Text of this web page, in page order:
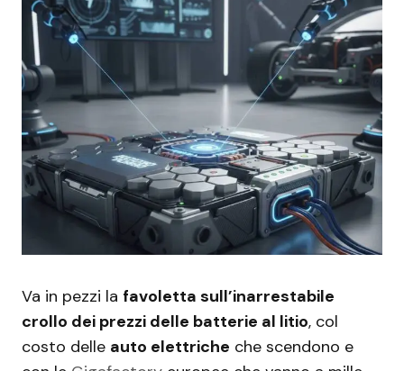
Va in pezzi la favoletta sull’inarrestabile
crollo dei prezzi delle batterie al litio, col
costo delle auto elettriche che scendono e